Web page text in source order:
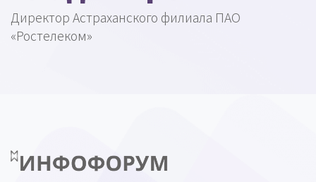
Директор Астраханского филиала ПАО
«Ростелеком»